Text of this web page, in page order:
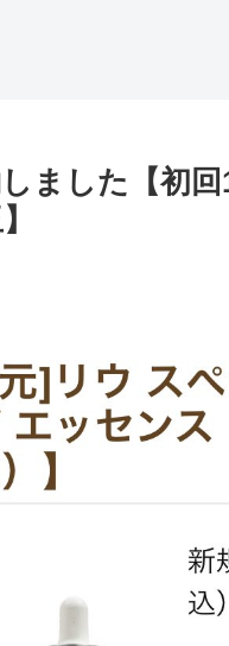
ました【初回